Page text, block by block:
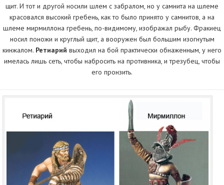
щит. И тот и другой носили шлем с забралом, но у самнита на шлеме
красовался высокий гребень, как то было принято у самнитов, а на
шлеме мирмиллона гребень, по-видимому, изображал рыбу. Фракиец
носил поножи и круглый щит, а вооружен был большим изогнутым
кинжалом. Ретиарий выходил на бой практически обнаженным, у него
имелась лишь сеть, чтобы набросить на противника, и трезубец, чтобы
его пронзить.